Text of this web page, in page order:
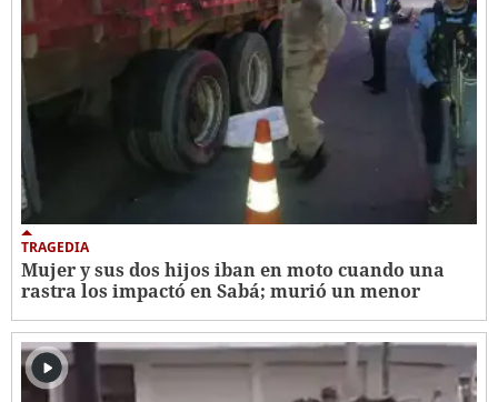
TRAGEDIA
Mujer y sus dos hijos iban en moto cuando una
rastra los impactó en Sabá; murió un menor